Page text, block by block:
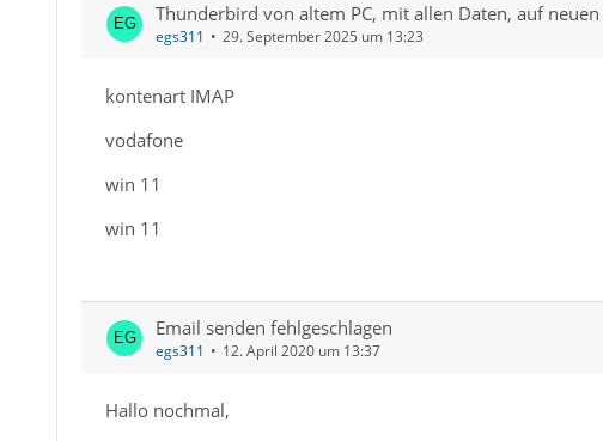
Thunderbird von altem PC, mit allen Daten, auf neuen
egs311 29. September 2025 um 13:23
kontenart IMAP
vodafone
win 11
win 11
Email senden fehlgeschlagen
egs311 12. April 2020 um 13:37
Hallo nochmal,